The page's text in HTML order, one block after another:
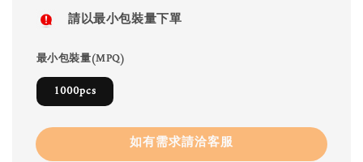
請以最小包裝量下單
最小包裝量(MPQ)
1000pcs
如有需求請洽客服